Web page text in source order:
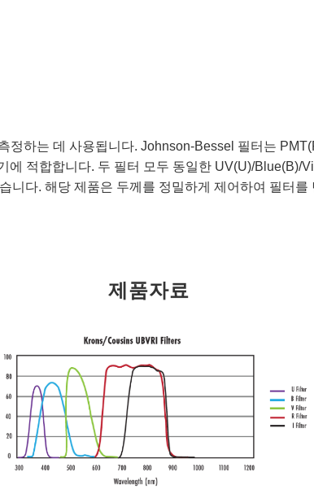
하는 데 사용됩니다. Johnson-Bessel 필터는
적합합니다. 두 필터 모두 동일한 UV(U)/Blue(B)/
다. 해당 제품은 두께를 정밀하게 제어하여 필터
제품자료